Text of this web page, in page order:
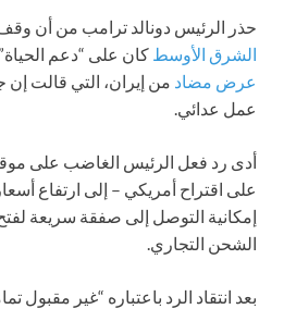
حذر الرئيس دونالد ترامب من أن
الشرق الأوسط كان على “دعم الحياة”
عرض مضاد من إيران، التي قالت
عمل عدائي.
أدى رد فعل الرئيس الغاضب على
على اقتراح أمريكي – إلى ارتفاع
إمكانية التوصل إلى صفقة سريعة
الشحن التجاري.
بعد انتقاد الرد باعتباره “غير مقبول